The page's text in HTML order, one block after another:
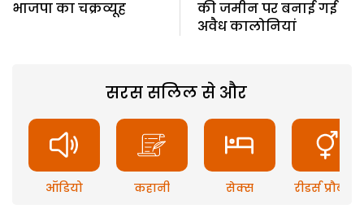
भाजपा का चक्रव्यूह
की जमीन पर बनाई गई
अवैध कालोनियां
सरस सलिल से और
ऑडियो कहानी सेक्स रीडर्स प्रौब्लम